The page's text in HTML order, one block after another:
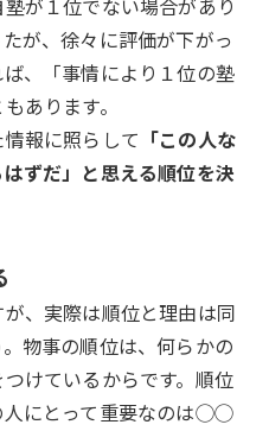
が１位でない場合があり
が、徐々に評価が下がっ
、「事情により１位の塾
あります。
報に照らして 「この人な
ずだ」と思える順位を決
、実際は順位と理由は同
物事の順位は、何らかの
けているからです。順位
人にとって重要なのは◯◯